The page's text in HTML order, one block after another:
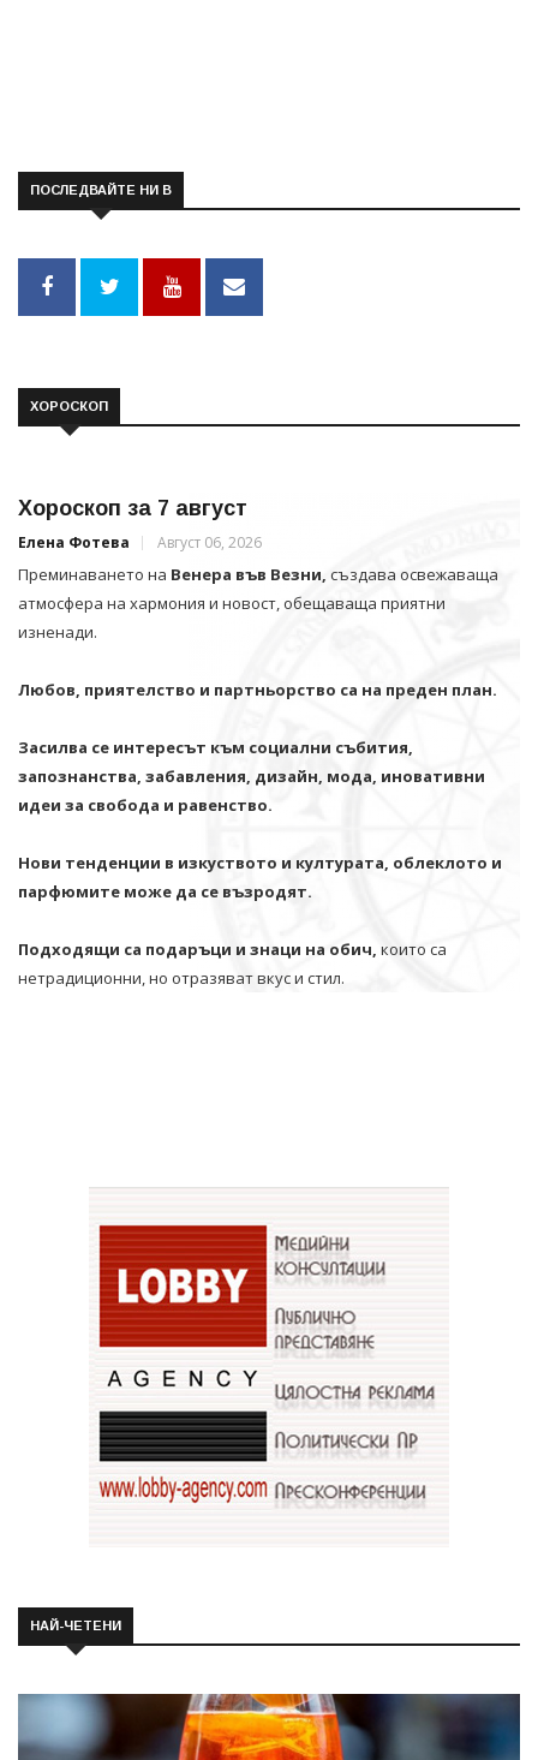
ПОСЛЕДВАЙТЕ НИ В
ХОРОСКОП
Хороскоп за 7 август
Елена Фотева Август 06, 2026
Преминаването на Венера във Везни, създава освежаваща
атмосфера на хармония и новост, обещаваща приятни
изненади.
Любов, приятелство и партньорство са на преден план.
Засилва се интересът към социални събития,
запознанства, забавления, дизайн, мода, иновативни
идеи за свобода и равенство.
Нови тенденции в изкуството и културата, облеклото и
парфюмите може да се възродят.
Подходящи са подаръци и знаци на обич, които са
нетрадиционни, но отразяват вкус и стил.
НАЙ-ЧЕТЕНИ